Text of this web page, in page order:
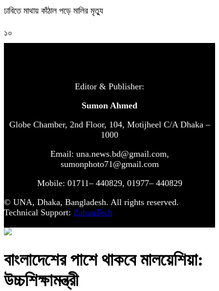
ঢাবিতে মাথায় কাঁঠাল পড়ে মালির মৃত্যু
১০
Editor & Publisher:
Sumon Ahmed
Globe Chamber, 2nd Floor, 104, Motijheel C/A Dhaka –
1000
Email: una.news.bd@gmail.com,
sumonphoto71@gmail.com
Mobile: 01711– 440829, 01977– 440829
© UNA, Dhaka, Bangladesh. All rights reserved.
Technical Support: ZahanTech
বাংলাদেশের পাশে থাকবে মালয়েশিয়া:
উচ্চশিক্ষামন্ত্রী